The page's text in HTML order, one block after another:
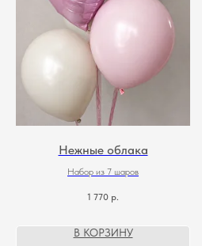
Нежные облака
Набор из 7 шаров
1 770 р.
В КОРЗИНУ